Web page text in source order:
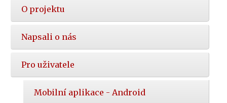
O projektu
Napsali o nás
Pro uživatele
Mobilní aplikace - Android